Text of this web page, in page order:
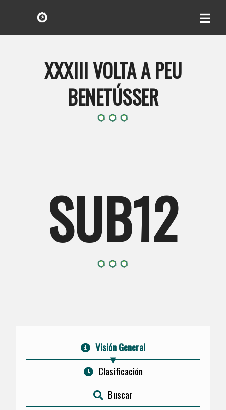
XXXIII VOLTA A PEU
BENETÚSSER
SUB12
Visión General
Clasificación
Buscar